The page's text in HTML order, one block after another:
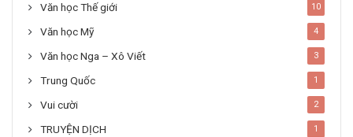
Văn học Thế giới 10
Văn học Mỹ 4
Văn học Nga – Xô Viết 3
Trung Quốc 1
Vui cười 2
TRUYỆN DỊCH 1